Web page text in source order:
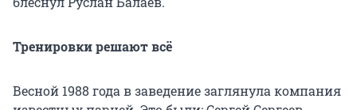
Тренировки решают всё
Весной 1988 года в заведение заглянула компания